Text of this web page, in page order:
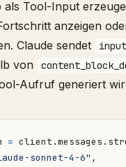
als Tool-Input
anzeigen
Claude sendet
von
Aufruf generiert
= client .messages .
sonnet-4-6" ,